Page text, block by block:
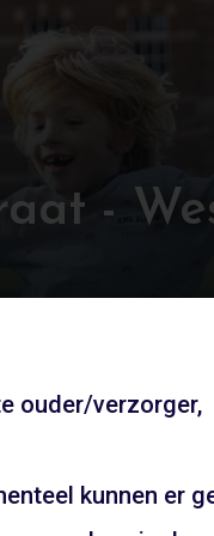
-
FEESTJE
ouder/verzorger,
kunnen er